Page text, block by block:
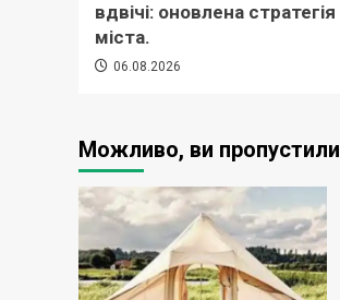
вдвічі: оновлена стратегія
міста.
06.08.2026
Можливо, ви пропустили